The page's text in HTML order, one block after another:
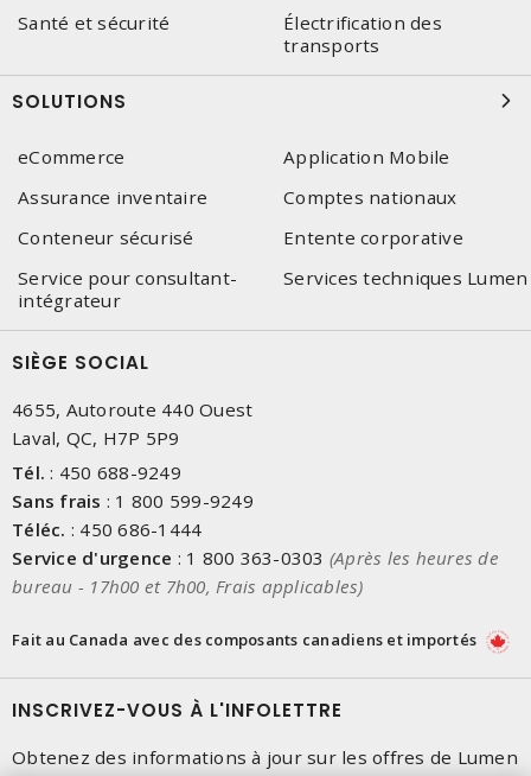
Santé et sécurité
Électrification des
transports
SOLUTIONS
eCommerce
Application Mobile
Assurance inventaire
Comptes nationaux
Conteneur sécurisé
Entente corporative
Service pour consultant-
intégrateur
Services techniques Lumen
SIÈGE SOCIAL
4655, Autoroute 440 Ouest
Laval, QC, H7P 5P9
Tél. : 450 688-9249
Sans frais : 1 800 599-9249
Téléc. : 450 686-1444
Service d'urgence : 1 800 363-0303 (Après les heures de
bureau - 17h00 et 7h00, Frais applicables)
Fait au Canada avec des composants canadiens et importés
INSCRIVEZ-VOUS À L'INFOLETTRE
Obtenez des informations à jour sur les offres de Lumen